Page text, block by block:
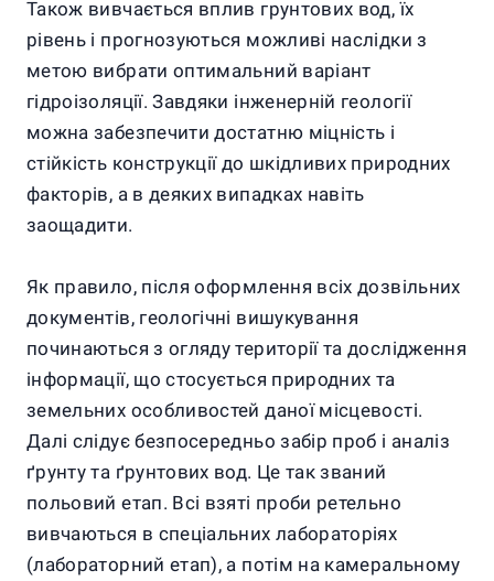
Також вивчається вплив грунтових вод, їх
рівень і прогнозуються можливі наслідки з
метою вибрати оптимальний варіант
гідроізоляції. Завдяки інженерній геології
можна забезпечити достатню міцність і
стійкість конструкції до шкідливих природних
факторів, а в деяких випадках навіть
заощадити.
Як правило, після оформлення всіх дозвільних
документів, геологічні вишукування
починаються з огляду території та дослідження
інформації, що стосується природних та
земельних особливостей даної місцевості.
Далі слідує безпосередньо забір проб і аналіз
ґрунту та ґрунтових вод. Це так званий
польовий етап. Всі взяті проби ретельно
вивчаються в спеціальних лабораторіях
(лабораторний етап), а потім на камеральному